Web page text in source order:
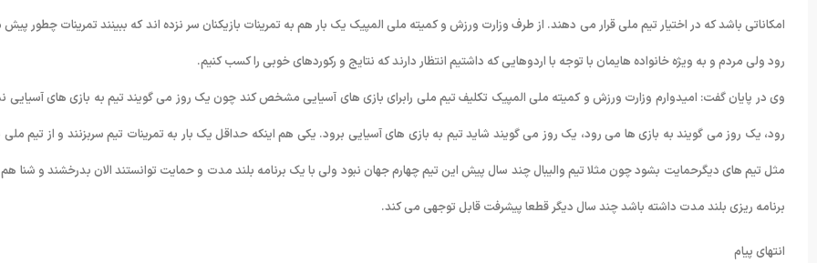
امکاناتی باشد که در اختیار تیم ملی قرار می دهند. از طرف وزارت ورزش و کمیته ملی المپیک یک بار هم به تمرینات بازیکنان سر نزده اند که ببینند تمرینات چطور
رود ولی مردم و به ویژه خانواده هایمان با توجه با اردوهایی که داشتیم انتظار دارند که نتایج و رکوردهای خوبی را کسب کنیم.
وی در پایان گفت: امیدوارم وزارت ورزش و کمیته ملی المپیک تکلیف تیم ملی رابرای بازی های آسیایی مشخص کند چون یک روز می گویند تیم به بازی های آسیایی
رود، یک روز می گویند به بازی ها می رود، یک روز می گویند شاید تیم به بازی های آسیایی برود. یکی هم اینکه حداقل یک بار به تمرینات تیم سربزنند و از تیم ملی
مثل تیم های دیگرحمایت بشود چون مثلا تیم والیبال چند سال پیش این تیم چهارم جهان نبود ولی با یک برنامه بلند مدت و حمایت توانستند الان بدرخشند و شنا هم
برنامه ریزی بلند مدت داشته باشد چند سال دیگر قطعا پیشرفت قابل توجهی می کند.
انتهای پیام